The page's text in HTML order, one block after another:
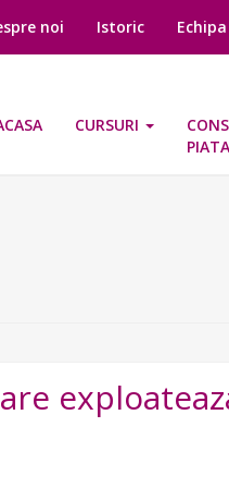
noi Istoric Echipa
CURSURI